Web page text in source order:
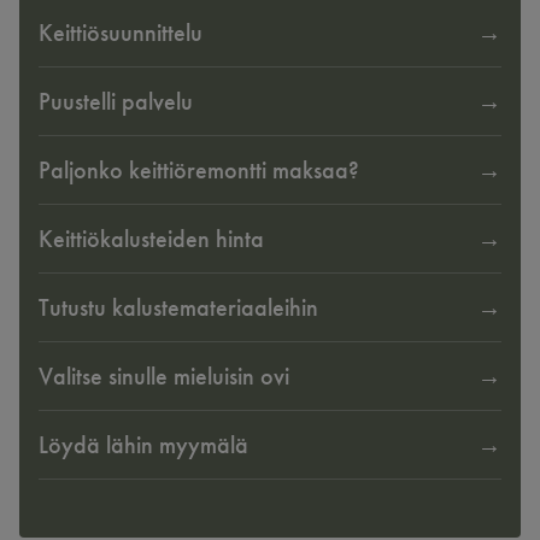
Keittiösuunnittelu
Puustelli palvelu
Paljonko keittiöremontti maksaa?
Keittiökalusteiden hinta
Tutustu kalustemateriaaleihin
Valitse sinulle mieluisin ovi
Löydä lähin myymälä